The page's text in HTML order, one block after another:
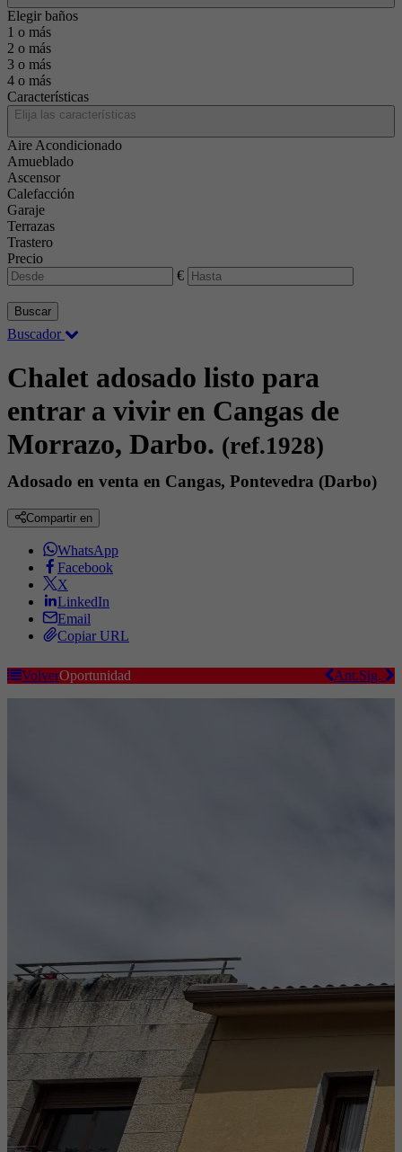
Elegir baños
1 o más
2 o más
3 o más
4 o más
Características
Elija las características
Aire Acondicionado
Amueblado
Ascensor
Calefacción
Garaje
Terrazas
Trastero
Precio
€
Buscar
Buscador
Chalet adosado listo para
entrar a vivir en Cangas de
Morrazo, Darbo. (ref.1928)
Adosado en venta en Cangas, Pontevedra (Darbo)
Compartir en
WhatsApp
Facebook
X
LinkedIn
Email
Copiar URL
Volver Sig.
Ant.
Oportunidad